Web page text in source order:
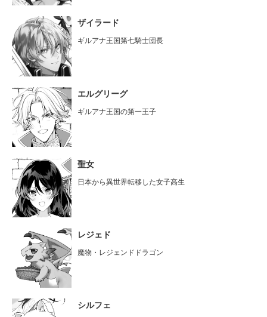
ザイラード
ギルアナ王国第七騎士団長
エルグリーグ
ギルアナ王国の第一王子
聖女
日本から異世界転移した女子高生
レジェド
魔物・レジェンドドラゴン
シルフェ